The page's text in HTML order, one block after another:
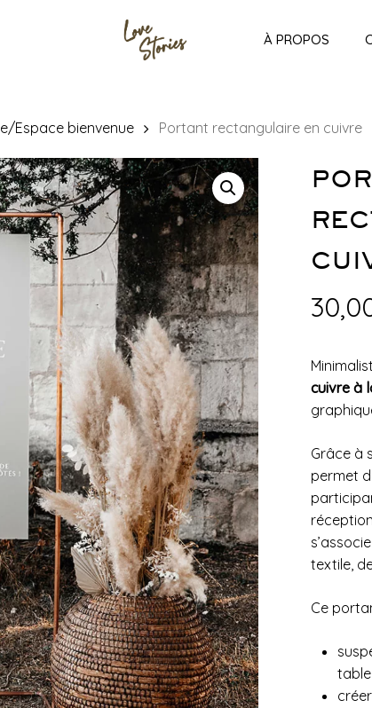
À PROPOS
Espace bienvenue Portant rectangulaire en cuivre
cuivre à
Grâce à
permet
textile,
Ce
table